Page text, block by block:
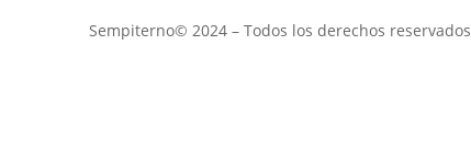
Sempiterno© 2024 – Todos los derechos reservados